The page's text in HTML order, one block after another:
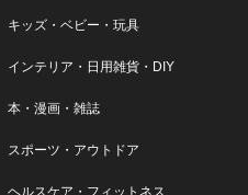
キッズ・ベビー・玩具
インテリア・日用雑貨・DIY
本・漫画・雑誌
スポーツ・アウトドア
ヘルスケア・フィットネス